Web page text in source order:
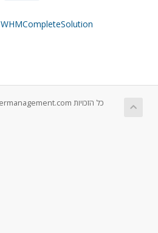
WHMCompleteSolution